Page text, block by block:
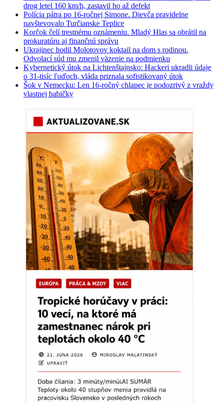
drog letel 160 km/h, zastavil ho až defekt
Polícia pátra po 16-ročnej Simone. Dievča pravidelne
navštevovalo Turčianske Teplice
Korčok čelí trestnému oznámeniu. Mladý Hlas sa obrátil na
prokuratúru aj finančnú správu
Ukrajinec hodil Molotovov koktail na dom s rodinou.
Odvolací súd mu zmenil väzenie na podmienku
Kybernetický útok na Lichtenštajnsko: Hackeri ukradli údaje
o 31-tisíc ľuďoch, vláda priznala sofistikovaný útok
Šok v Nemecku: Len 16-ročný chlapec je podozrivý z vraždy
vlastnej babičky